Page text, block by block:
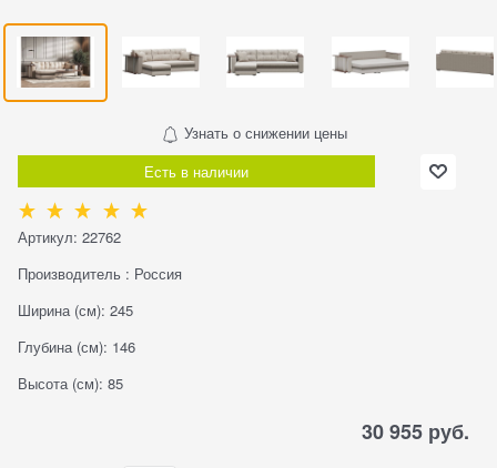
Узнать о снижении цены
Есть в наличии
Артикул: 22762
Производитель : Россия
Ширина (см): 245
Глубина (см): 146
Высота (см): 85
30 955 руб.